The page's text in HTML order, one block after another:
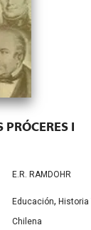
PRÓCERES I
E.R. RAMDOHR
Educación, Historia
Chilena